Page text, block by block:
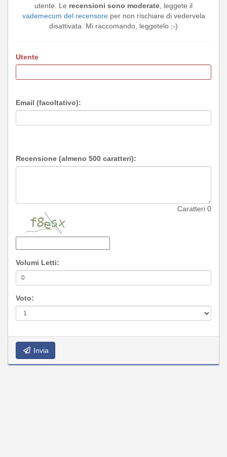
utente. Le recensioni sono moderate, leggete il
vademecum del recensoreper non rischiare di vedervela
disattivata. Mi raccomando, leggetelo ;-)
Utente
Email (facoltativo):
Recensione (almeno 500 caratteri):
Caratteri 0
Volumi Letti:
Voto:
Invia